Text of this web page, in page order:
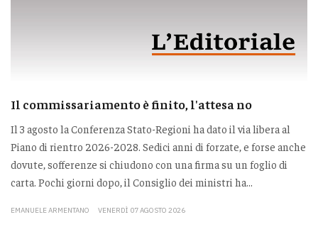
Il commissariamento è finito, l'attesa no
Il 3 agosto la Conferenza Stato-Regioni ha dato il via libera al
Piano di rientro 2026-2028. Sedici anni di forzate, e forse anche
dovute, sofferenze si chiudono con una firma su un foglio di
carta. Pochi giorni dopo, il Consiglio dei ministri ha...
EMANUELE ARMENTANO VENERDÌ 07 AGOSTO 2026